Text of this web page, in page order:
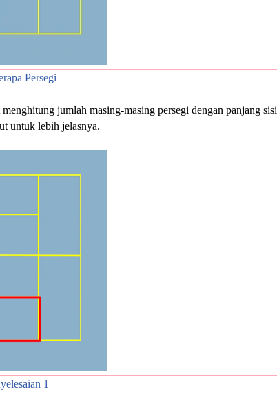
Persegi
jumlah masing-masing persegi dengan panjang sisi
untuk lebih jelasnya.
1